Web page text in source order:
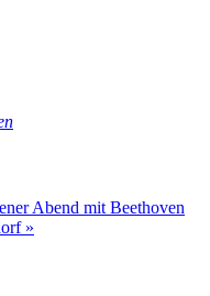
Abend mit Beethoven
»